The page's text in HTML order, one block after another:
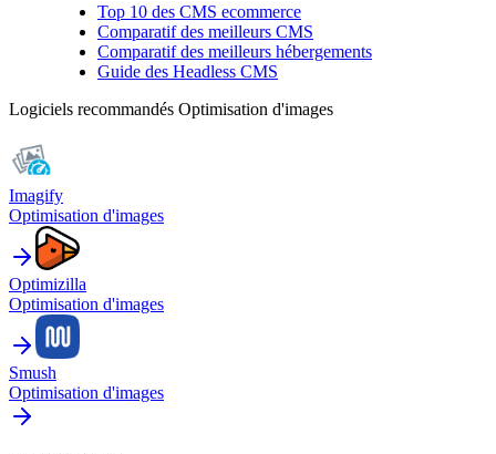
Top 10 des CMS ecommerce
Comparatif des meilleurs CMS
Comparatif des meilleurs hébergements
Guide des Headless CMS
Logiciels recommandés Optimisation d'images
Imagify
Optimisation d'images
Optimizilla
Optimisation d'images
Smush
Optimisation d'images